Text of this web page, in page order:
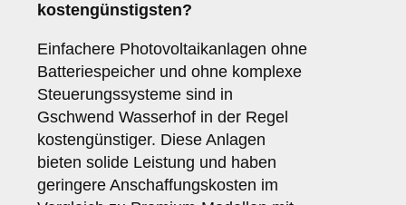
kostengünstigsten?
Einfachere Photovoltaikanlagen ohne
Batteriespeicher und ohne komplexe
Steuerungssysteme sind in
Gschwend Wasserhof in der Regel
kostengünstiger. Diese Anlagen
bieten solide Leistung und haben
geringere Anschaffungskosten im